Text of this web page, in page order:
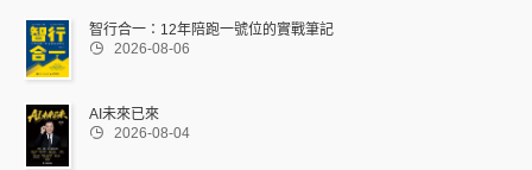
智行合一：12年陪跑一號位的實戰筆記
 2026-08-06
AI未來已來
 2026-08-04